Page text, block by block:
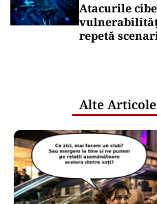
Atacurile
repetă
Alte